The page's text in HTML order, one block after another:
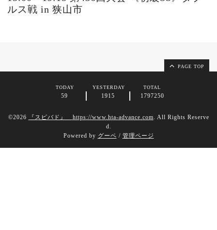
ルス戦 in 狭山市
PAGE TOP
TODAY
59
YESTERDAY
1915
TOTAL
1797250
©2026 『スピバド』 https://www.hta-advance.com. All Rights Reserve
d.
Powered by グーペ / 管理ページ